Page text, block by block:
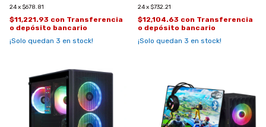
24x $678.81
$11,221.93 con Transferencia
o depósito bancario
¡Solo quedan 3 en stock!
24x $732.21
$12,104.63 con Transferencia
o depósito bancario
¡Solo quedan 3 en stock!